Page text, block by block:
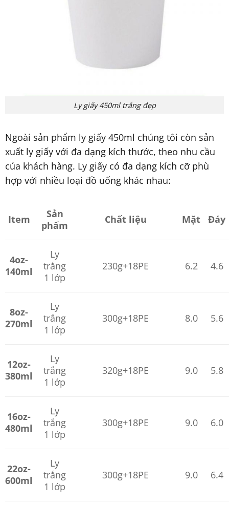
Ly giấy 450ml trắng đẹp
Ngoài sản phẩm ly giấy 450ml chúng tôi còn sản
xuất ly giấy với đa dạng kích thước, theo nhu cầu
của khách hàng. Ly giấy có đa dạng kích cỡ phù
hợp với nhiều loại đồ uống khác nhau:
Item
Sản
phẩm
Chất liệu Mặt Đáy
4oz-
140ml
Ly
trắng
1 lớp
230g+18PE 6.2 4.6
8oz-
270ml
Ly
trắng
1 lớp
300g+18PE 8.0 5.6
12oz-
380ml
Ly
trắng
1 lớp
320g+18PE 9.0 5.8
16oz-
480ml
Ly
trắng
1 lớp
300g+18PE 9.0 6.0
22oz-
600ml
Ly
trắng
1 lớp
300g+18PE 9.0 6.4